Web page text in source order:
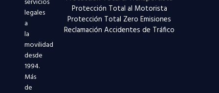
legales
a
la
movilidad
desde
1994.
Más
de
Protección Total al Motorista
Protección Total Zero Emisiones
Reclamación Accidentes de Tráfico